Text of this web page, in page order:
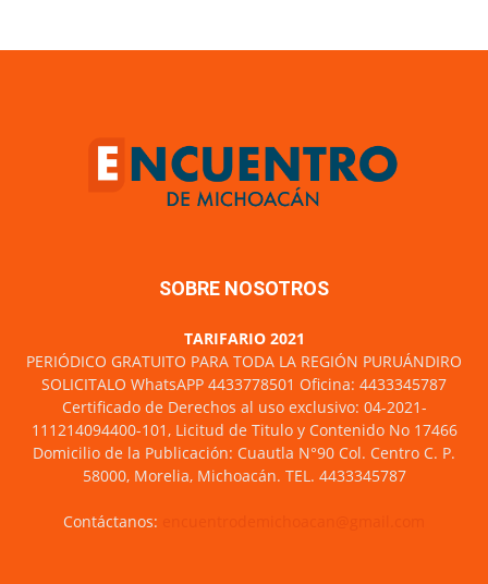
SOBRE NOSOTROS
TARIFARIO 2021
PERIÓDICO GRATUITO PARA TODA LA REGIÓN PURUÁNDIRO
SOLICITALO WhatsAPP 4433778501 Oficina: 4433345787
Certificado de Derechos al uso exclusivo: 04-2021-
111214094400-101, Licitud de Titulo y Contenido No 17466
Domicilio de la Publicación: Cuautla N°90 Col. Centro C. P.
58000, Morelia, Michoacán. TEL. 4433345787
Contáctanos: